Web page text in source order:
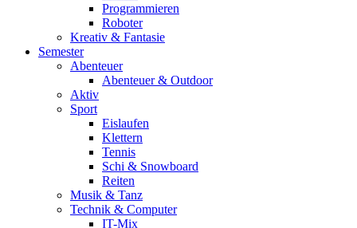
Programmieren
Roboter
Kreativ & Fantasie
Semester
Abenteuer
Abenteuer & Outdoor
Aktiv
Sport
Eislaufen
Klettern
Tennis
Schi & Snowboard
Reiten
Musik & Tanz
Technik & Computer
IT-Mix